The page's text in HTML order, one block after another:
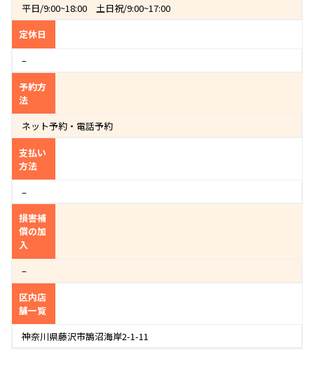
平日/9:00~18:00 土日祝/9:00~17:00
定休日
–
予約方
法
ネット予約・電話予約
支払い
方法
–
損害補
償の加
入
–
区内店
舗一覧
神奈川県藤沢市鵠沼海岸2-1-11